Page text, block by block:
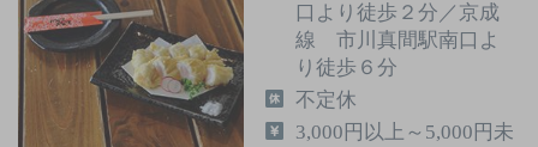
口より徒歩２分／京成
線 市川真間駅南口よ
り徒歩６分
不定休
3,000円以上～5,000円未